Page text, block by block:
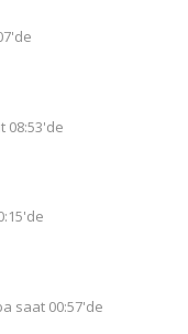
08:53'de
saat 00:57'de